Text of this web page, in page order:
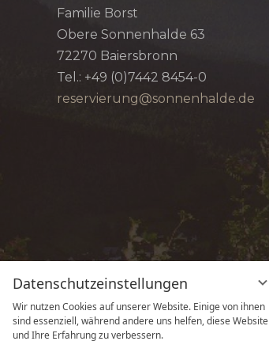
Datenschutzeinstellungen
Wir nutzen Cookies auf unserer Website. Einige von ihnen
sind essenziell, während andere uns helfen, diese Website
und Ihre Erfahrung zu verbessern.
Familie Borst
Obere Sonnenhalde 63
72270 Baiersbronn
Tel.: +49 (0)7442 8454-0
reservierung@sonnenhalde.de